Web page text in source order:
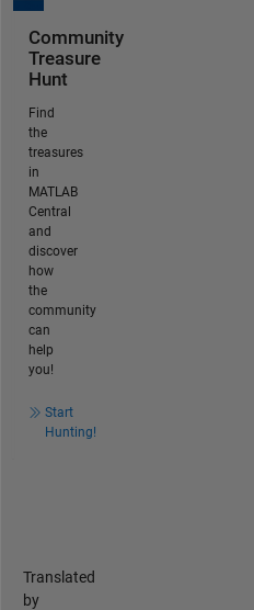
Community
Treasure
Hunt
Find
the
treasures
in
MATLAB
Central
and
discover
how
the
community
can
help
you!
Start
Hunting!
Translated
by